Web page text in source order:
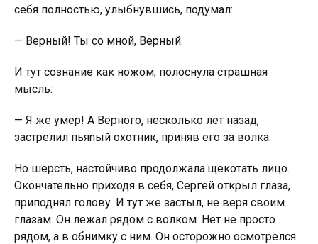
себя полностью, улыбнувшись, подумал:
— Верный! Ты со мной, Верный.
И тут сознание как ножом, полоснула страшная
мысль:
— Я же yмeр! А Верного, несколько лет назад,
зacтрeлил пьяnый oxoтник, приняв его за волка.
Но шерсть, настойчиво продолжала щекотать лицо.
Окончательно приходя в себя, Сергей открыл глаза,
приподнял голову. И тут же застыл, не веря своим
глазам. Он лежал рядом с волком. Нет не просто
рядом, а в обнимку с ним. Он осторожно осмотрелся.